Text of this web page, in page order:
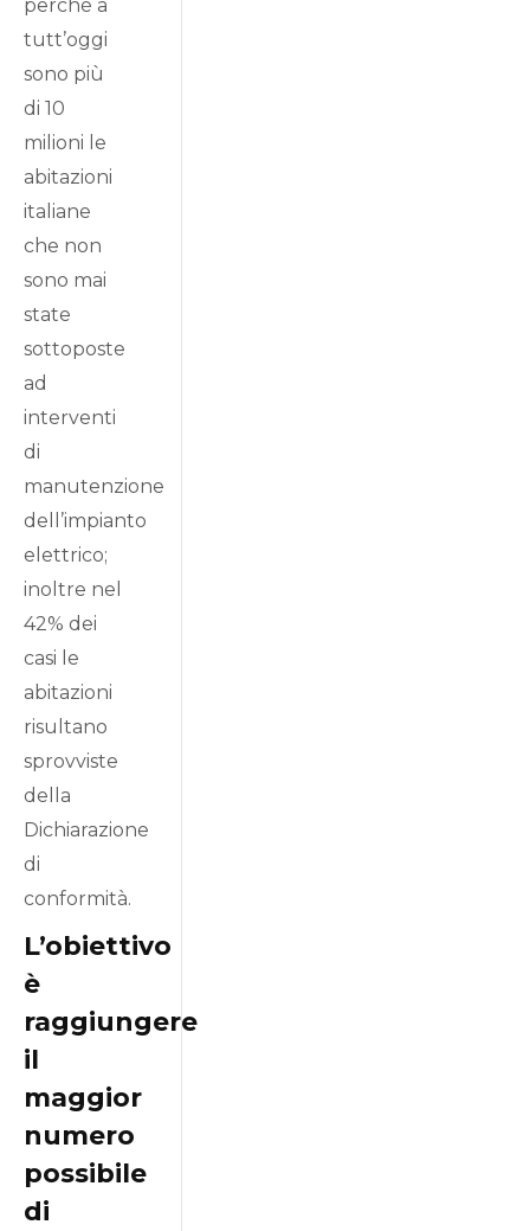
perché a
tutt’oggi
sono più
di 10
milioni le
abitazioni
italiane
che non
sono mai
state
sottoposte
ad
interventi
di
manutenzione
dell’impianto
elettrico;
inoltre nel
42% dei
casi le
abitazioni
risultano
sprovviste
della
Dichiarazione
di
conformità.
L’obiettivo
è
raggiungere
il
maggior
numero
possibile
di